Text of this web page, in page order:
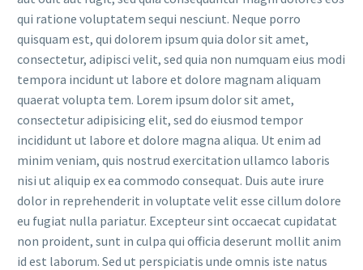
qui ratione voluptatem sequi nesciunt. Neque porro
quisquam est, qui dolorem ipsum quia dolor sit amet,
consectetur, adipisci velit, sed quia non numquam eius modi
tempora incidunt ut labore et dolore magnam aliquam
quaerat volupta tem. Lorem ipsum dolor sit amet,
consectetur adipisicing elit, sed do eiusmod tempor
incididunt ut labore et dolore magna aliqua. Ut enim ad
minim veniam, quis nostrud exercitation ullamco laboris
nisi ut aliquip ex ea commodo consequat. Duis aute irure
dolor in reprehenderit in voluptate velit esse cillum dolore
eu fugiat nulla pariatur. Excepteur sint occaecat cupidatat
non proident, sunt in culpa qui officia deserunt mollit anim
id est laborum. Sed ut perspiciatis unde omnis iste natus